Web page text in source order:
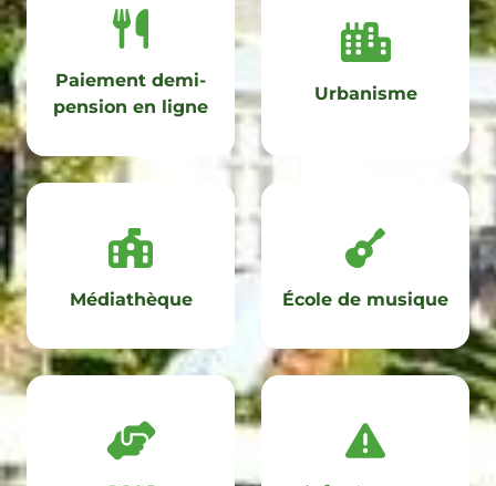
Paiement demi-
pension en ligne
Urbanisme
Médiathèque École de musique